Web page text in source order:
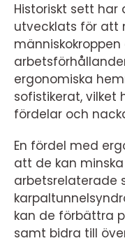
Historiskt sett
utvecklats för att
ergonomiska
sofistikerat, vilket
fördelar och
En fördel med
att de kan
arbetsrelaterade
kan de förbättra
samt bidra till